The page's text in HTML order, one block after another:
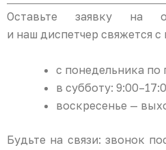
Оставьте заявку на
и наш диспетчер свяжется с
с понедельника по
в субботу:
воскресенье —
Будьте на связи: звонок